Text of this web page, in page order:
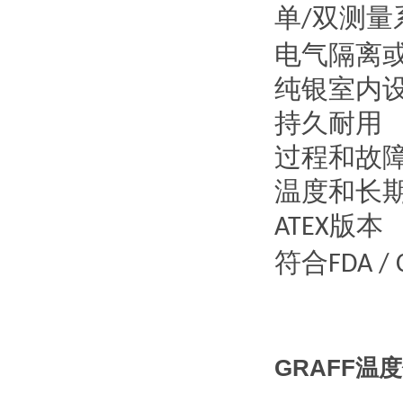
单/双测量
电气隔离
纯银室内
持久耐用
过程和故
温度和长
ATEX版本
符合FDA /
GRAFF温